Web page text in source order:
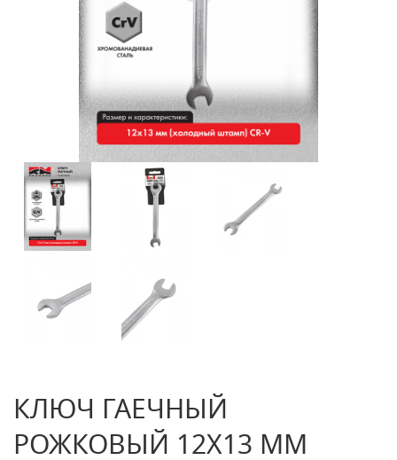
КЛЮЧ ГАЕЧНЫЙ
РОЖКОВЫЙ 12Х13 ММ